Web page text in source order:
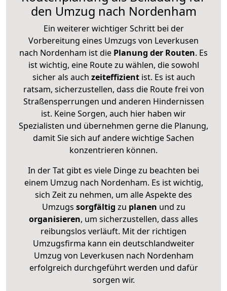
den Umzug nach Nordenham
Ein weiterer wichtiger Schritt bei der
Vorbereitung eines Umzugs von Leverkusen
nach Nordenham ist die Planung der Routen. Es
ist wichtig, eine Route zu wählen, die sowohl
sicher als auch zeiteffizientist. Es ist auch
ratsam, sicherzustellen, dass die Route frei von
Straßensperrungen und anderen Hindernissen
ist. Keine Sorgen, auch hier haben wir
Spezialisten und übernehmen gerne die Planung,
damit Sie sich auf andere wichtige Sachen
konzentrieren können.
In der Tat gibt es viele Dinge zu beachten bei
einem Umzug nach Nordenham. Es ist wichtig,
sich Zeit zu nehmen, um alle Aspekte des
Umzugs sorgfältig zu planen und zu
organisieren, um sicherzustellen, dass alles
reibungslos verläuft. Mit der richtigen
Umzugsfirma kann ein deutschlandweiter
Umzug von Leverkusen nach Nordenham
erfolgreich durchgeführt werden und dafür
sorgen wir.